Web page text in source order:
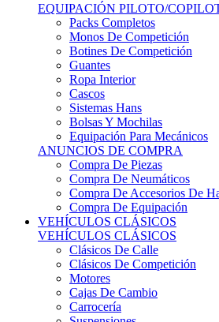
EQUIPACIÓN PILOTO/
Packs Completos
Monos De Competición
Botines De Competición
Guantes
Ropa Interior
Cascos
Sistemas Hans
Bolsas Y Mochilas
Equipación Para Mecánicos
ANUNCIOS DE COMPRA
Compra De Piezas
Compra De Neumáticos
Compra De Accesorios De
Compra De Equipación
VEHÍCULOS CLÁSICOS
VEHÍCULOS CLÁSICOS
Clásicos De Calle
Clásicos De Competición
Motores
Cajas De Cambio
Carrocería